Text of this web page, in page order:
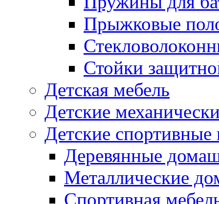
Прыжковые
Стойки
Детская мебель
Детские
Детские
Деревянные
Металлические
Спортивная